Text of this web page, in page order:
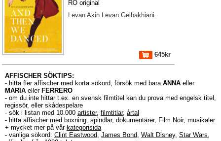
RO original
Levan Akin Levan Gelbakhiani
645kr
AFFISCHER SÖKTIPS:
- hitta fler affischer med korta sökord, försök med bara ANNA eller
MARIA eller FERRERO
- om du inte hittar t.ex. en svensk filmtitel kan du prova med engelsk titel,
regissör, eller skådespelare
- sök i listan med 10.000 artister, filmtitlar, årtal
- hitta affischer med boxning, spindlar, dokumentärer, Film Noir, musikaler
+ mycket mer på vår kategorisida
- vanliga sökord: Clint Eastwood, James Bond, Walt Disney, Star Wars,